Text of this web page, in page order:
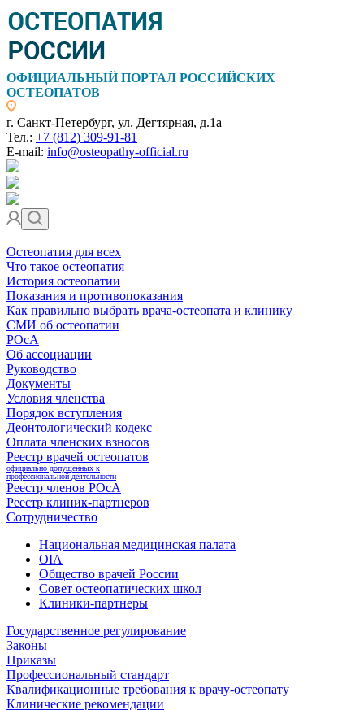
ОФИЦИАЛЬНЫЙ ПОРТАЛ РОССИЙСКИХ
ОСТЕОПАТОВ
г. Санкт-Петербург, ул. Дегтярная, д.1а
Тел.: +7 (812) 309-91-81
E-mail: info@osteopathy-official.ru
Остеопатия для всех
Что такое остеопатия
История остеопатии
Показания и противопоказания
Как правильно выбрать врача-остеопата и клинику
СМИ об остеопатии
РОсА
Об ассоциации
Руководство
Документы
Условия членства
Порядок вступления
Деонтологический кодекс
Оплата членских взносов
Реестр врачей остеопатов
официально допущенных к
профессиональной деятельности
Реестр членов РОсА
Реестр клиник-партнеров
Сотрудничество
Национальная медицинская палата
OIA
Общество врачей России
Совет остеопатических школ
Клиники-партнеры
Государственное регулирование
Законы
Приказы
Профессиональный стандарт
Квалификационные требования к врачу-остеопату
Клинические рекомендации